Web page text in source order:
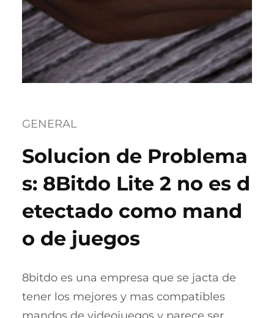
GENERAL
Solucion de Problema
s: 8Bitdo Lite 2 no es d
etectado como mand
o de juegos
8bitdo es una empresa que se jacta de
tener los mejores y mas compatibles